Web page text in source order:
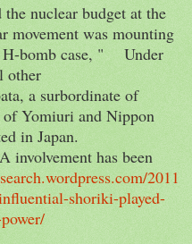
nuclear budget at the
movement was mounting
H-bomb case, " Under
other
a surbordinate of
Yomiuri and Nippon
in Japan.
involvement has been
2011
shoriki-played-